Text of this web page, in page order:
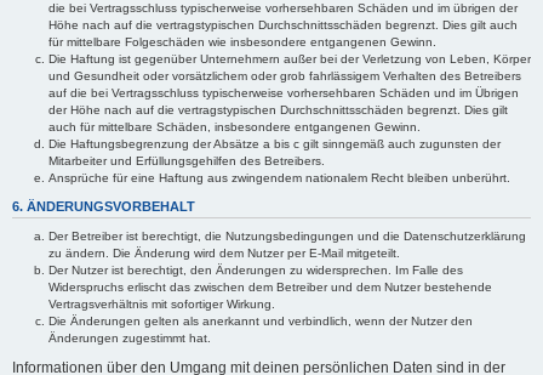
die bei Vertragsschluss typischerweise vorhersehbaren Schäden und im übrigen der
Höhe nach auf die vertragstypischen Durchschnittsschäden begrenzt. Dies gilt auch
für mittelbare Folgeschäden wie insbesondere entgangenen Gewinn.
Die Haftung ist gegenüber Unternehmern außer bei der Verletzung von Leben, Körper
und Gesundheit oder vorsätzlichem oder grob fahrlässigem Verhalten des Betreibers
auf die bei Vertragsschluss typischerweise vorhersehbaren Schäden und im Übrigen
der Höhe nach auf die vertragstypischen Durchschnittsschäden begrenzt. Dies gilt
auch für mittelbare Schäden, insbesondere entgangenen Gewinn.
Die Haftungsbegrenzung der Absätze a bis c gilt sinngemäß auch zugunsten der
Mitarbeiter und Erfüllungsgehilfen des Betreibers.
Ansprüche für eine Haftung aus zwingendem nationalem Recht bleiben unberührt.
6. ÄNDERUNGSVORBEHALT
Der Betreiber ist berechtigt, die Nutzungsbedingungen und die Datenschutzerklärung
zu ändern. Die Änderung wird dem Nutzer per E-Mail mitgeteilt.
Der Nutzer ist berechtigt, den Änderungen zu widersprechen. Im Falle des
Widerspruchs erlischt das zwischen dem Betreiber und dem Nutzer bestehende
Vertragsverhältnis mit sofortiger Wirkung.
Die Änderungen gelten als anerkannt und verbindlich, wenn der Nutzer den
Änderungen zugestimmt hat.
Informationen über den Umgang mit deinen persönlichen Daten sind in der